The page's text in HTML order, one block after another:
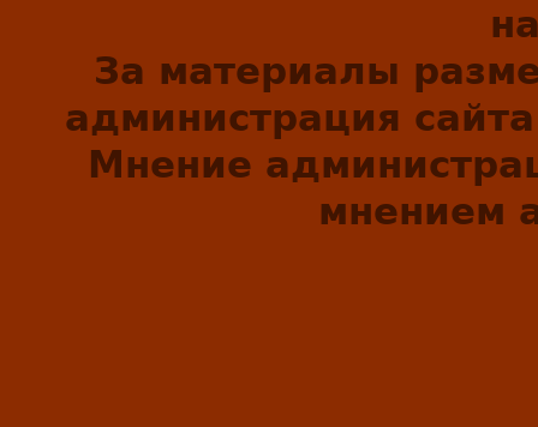
За материалы
администрация
Мнение
мнением